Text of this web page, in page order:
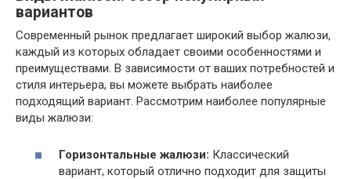
вариантов
Современный рынок предлагает широкий выбор жалюзи,
каждый из которых обладает своими особенностями и
преимуществами. В зависимости от ваших потребностей и
стиля интерьера, вы можете выбрать наиболее
подходящий вариант. Рассмотрим наиболее популярные
виды жалюзи:
Горизонтальные жалюзи: Классический
вариант, который отлично подходит для защиты